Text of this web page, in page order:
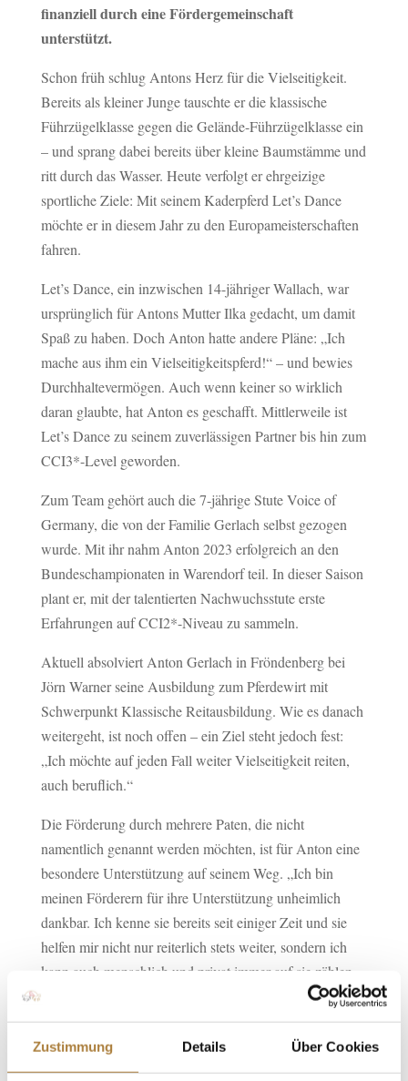
Zustimmung Details Über Cookies
finanziell durch eine Fördergemeinschaft
unterstützt.
Schon früh schlug Antons Herz für die Vielseitigkeit.
Bereits als kleiner Junge tauschte er die klassische
Führzügelklasse gegen die Gelände-Führzügelklasse ein
– und sprang dabei bereits über kleine Baumstämme und
ritt durch das Wasser. Heute verfolgt er ehrgeizige
sportliche Ziele: Mit seinem Kaderpferd Let’s Dance
möchte er in diesem Jahr zu den Europameisterschaften
fahren.
Let’s Dance, ein inzwischen 14-jähriger Wallach, war
ursprünglich für Antons Mutter Ilka gedacht, um damit
Spaß zu haben. Doch Anton hatte andere Pläne: „Ich
mache aus ihm ein Vielseitigkeitspferd!“ – und bewies
Durchhaltevermögen. Auch wenn keiner so wirklich
daran glaubte, hat Anton es geschafft. Mittlerweile ist
Let’s Dance zu seinem zuverlässigen Partner bis hin zum
CCI3*-Level geworden.
Zum Team gehört auch die 7-jährige Stute Voice of
Germany, die von der Familie Gerlach selbst gezogen
wurde. Mit ihr nahm Anton 2023 erfolgreich an den
Bundeschampionaten in Warendorf teil. In dieser Saison
plant er, mit der talentierten Nachwuchsstute erste
Erfahrungen auf CCI2*-Niveau zu sammeln.
Aktuell absolviert Anton Gerlach in Fröndenberg bei
Jörn Warner seine Ausbildung zum Pferdewirt mit
Schwerpunkt Klassische Reitausbildung. Wie es danach
weitergeht, ist noch offen – ein Ziel steht jedoch fest:
„Ich möchte auf jeden Fall weiter Vielseitigkeit reiten,
auch beruflich.“
Die Förderung durch mehrere Paten, die nicht
namentlich genannt werden möchten, ist für Anton eine
besondere Unterstützung auf seinem Weg. „Ich bin
meinen Förderern für ihre Unterstützung unheimlich
dankbar. Ich kenne sie bereits seit einiger Zeit und sie
helfen mir nicht nur reiterlich stets weiter, sondern ich
kann auch menschlich und privat immer auf sie zählen.
Sie machen vieles möglich“, betont der
Nachwuchsreiter.
„Anton ist ein sehr fleißiger Junge mit viel Talent, der